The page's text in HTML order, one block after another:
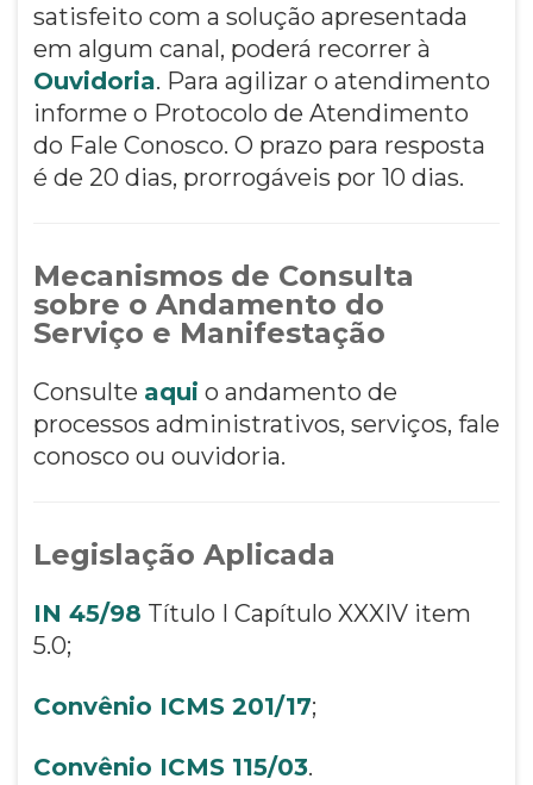
satisfeito com a solução apresentada
em algum canal, poderá recorrer à
Ouvidoria. Para agilizar o atendimento
informe o Protocolo de Atendimento
do Fale Conosco. O prazo para resposta
é de 20 dias, prorrogáveis por 10 dias.
Mecanismos de Consulta
sobre o Andamento do
Serviço e Manifestação
Consulte aqui o andamento de
processos administrativos, serviços, fale
conosco ou ouvidoria.
Legislação Aplicada
IN 45/98 Título I Capítulo XXXIV item
5.0;
Convênio ICMS 201/17;
Convênio ICMS 115/03.